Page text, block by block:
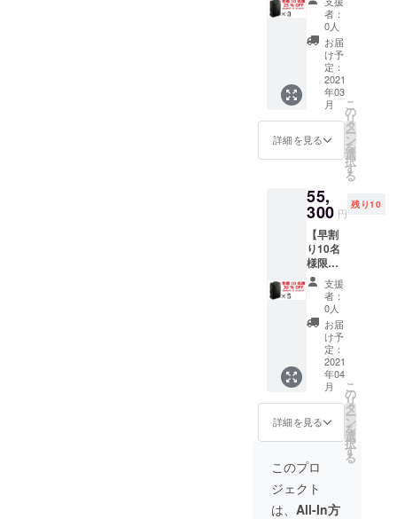
してPD
QC3.0
の急速
充電に
対応し
ていま
す。
るUSB
端子の
便利さ
を即体
験いた
だけま
す。こ
のモバ
イル
バッテ
サイズ
ながら
容量
10000
ｍAhの
大容
量。そ
してPD
QC3.0
の急速
充電に
対応し
ていま
す。
を1個プ
レゼン
トしま
す。
バッグ
の収納
スペー
スに
フィッ
トする
シート
バッグ
購入と
同時に
搭載す
るUSB
端子の
便利さ
を即体
験いた
だけま
す。こ
のモバ
イル
バッテ
リーは
薄型フ
ながら
10000
ｍAhの
F ３
WAY
シート
バッグ
×3個 】
10名様
限定で
掲載の
「３
WAY
シート
バッ
セット
を25％
引き。
者：
0人
お届
け予
定：
2021
年03
月
詳細を見る
こ
の
リ
タ
ー
ン
を
選
択
す
る
55,
300 円
残り10
【早割
り10名
様限定
30％OF
F ３
WAY
シート
バッグ
×5個 】
10名様
限定で
掲載の
「３
WAY
シート
バッ
グ」5個
セット
を30％
引き。
支援
者：
0人
お届
け予
定：
2021
年04
月
詳細を見る
こ
の
リ
タ
ー
ン
を
選
択
す
る
このプロ
ジェクト
は、 All-In方